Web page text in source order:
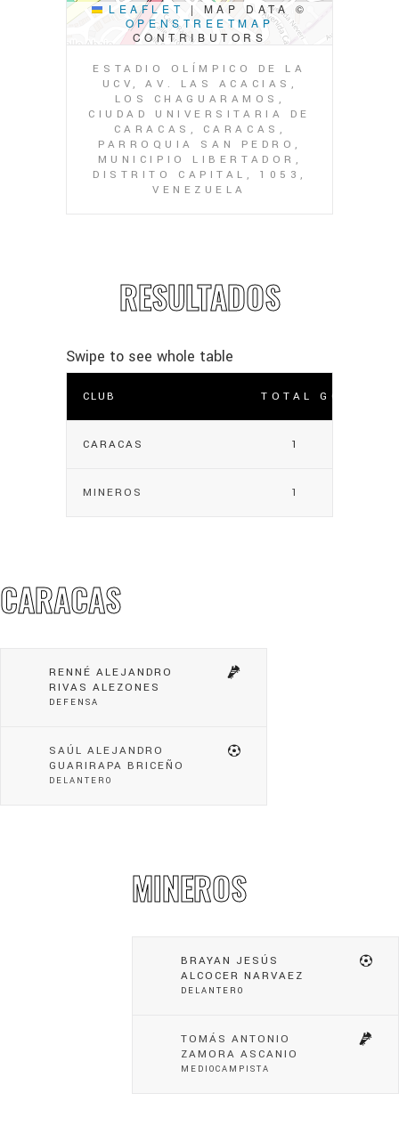
LEAFLET |
MAP DATA ©
OPENSTREETMAP
CONTRIBUTORS
ESTADIO OLÍMPICO DE LA
UCV, AV. LAS ACACIAS,
LOS CHAGUARAMOS,
CIUDAD UNIVERSITARIA DE
CARACAS, CARACAS,
PARROQUIA SAN PEDRO,
MUNICIPIO LIBERTADOR,
DISTRITO CAPITAL, 1053,
VENEZUELA
RESULTADOS
CLUB TOTAL GOLES
CARACAS 1
MINEROS 1
CARACAS
RENNÉ ALEJANDRO
RIVAS ALEZONES
DEFENSA
SAÚL ALEJANDRO
GUARIRAPA BRICEÑO
DELANTERO
MINEROS
BRAYAN JESÚS
ALCOCER NARVAEZ
DELANTERO
TOMÁS ANTONIO
ZAMORA ASCANIO
MEDIOCAMPISTA